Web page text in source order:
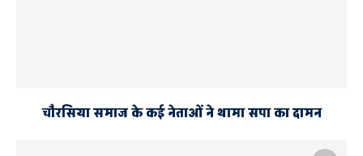
चौरसिया समाज के कई नेताओं ने थामा सपा का दामन